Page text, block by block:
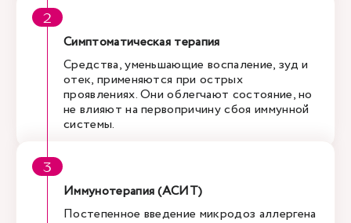
Симптоматическая терапия
Средства, уменьшающие воспаление, зуд и
отек, применяются при острых
проявлениях. Они облегчают состояние, но
не влияют на первопричину сбоя иммунной
системы.
Иммунотерапия (АСИТ)
Постепенное введение микродоз аллергена